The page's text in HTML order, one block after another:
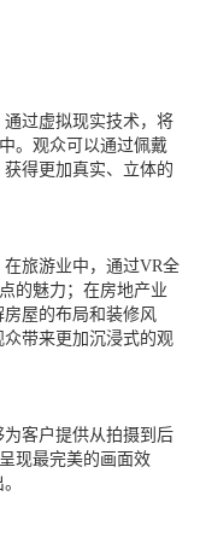
过虚拟现实技术，将
。观众可以通过佩戴
得更加真实、立体的
旅游业中，通过VR全
的魅力；在房地产业
屋的布局和装修风
带来更加沉浸式的观
客户提供从拍摄到后
现最完美的画面效